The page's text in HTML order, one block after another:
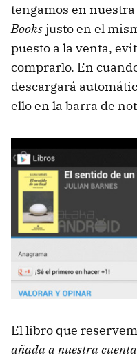
tengamos en
Booksjusto en el
puesto a la venta,
comprarlo. En
descargará
ello en la barra de
El libro que
añada a nuestra